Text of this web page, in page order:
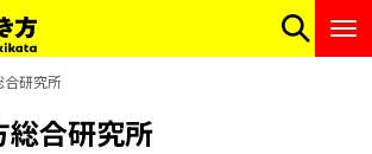
合研究所
総合研究所